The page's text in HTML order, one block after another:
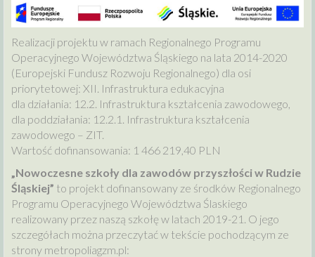
Realizacji projektu w ramach Regionalnego Programu
Operacyjnego Województwa Śląskiego na lata 2014-2020
(Europejski Fundusz Rozwoju Regionalnego) dla osi
priorytetowej: XII. Infrastruktura edukacyjna
dla działania: 12.2. Infrastruktura kształcenia zawodowego,
dla poddziałania: 12.2.1. Infrastruktura kształcenia
zawodowego – ZIT.
Wartość dofinansowania: 1 466 219,40 PLN
„Nowoczesne szkoły dla zawodów przyszłości w Rudzie
Śląskiej” to projekt dofinansowany ze środków Regionalnego
Programu Operacyjnego Województwa Ślaskiego
realizowany przez naszą szkołę w latach 2019-21. O jego
szczegółach można przeczytać w tekście pochodzącym ze
strony metropoliagzm.pl: